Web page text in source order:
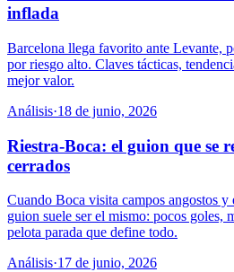
inflada
Barcelona llega favorito ante Levante,
por riesgo alto. Claves tácticas,
mejor valor.
Análisis·18 de junio, 2026
Riestra-Boca: el guion que se
cerrados
Cuando Boca visita campos angostos y
guion suele ser el mismo: pocos goles,
pelota parada que define todo.
Análisis·17 de junio, 2026